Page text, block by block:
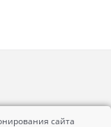
сайта